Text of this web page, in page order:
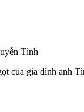
Tình
gia đình anh